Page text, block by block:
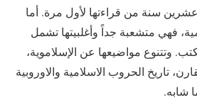
سنة من قراءتها لأول مرة. أما
فهي متشعبة جداً وأغلبيتها تشمل
وتتنوع مواضيعها عن الإسلاموية،
تاريخ الحروب الاسلامية والاوروبية
شابه.